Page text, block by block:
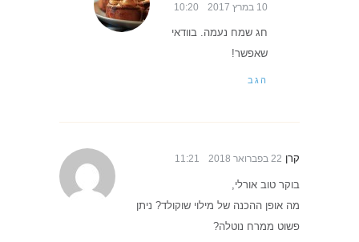
10 במרץ 2017 10:20
חג שמח נעמה. בוודאי
שאפשר!
הגב
קרן 22 בפברואר 2018 11:21
בוקר טוב אורלי,
מה אופן ההכנה של מילוי שוקולד? ניתן
פשוט ממרח נוטלה?